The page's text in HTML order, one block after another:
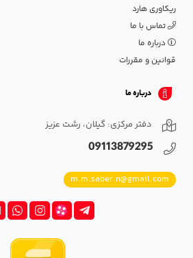
ریکاوری هارد
تماس با ما
درباره ما
قوانین و مقررات
درباره ما
دفتر مرکزی: گیلان، رشت عزیز
09113879295
m.m.saber.n@gmail.com